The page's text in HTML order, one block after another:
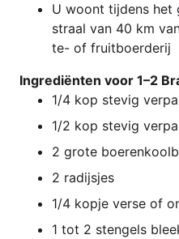
U woont tij­dens het
str­a­al van 40 km
te- of fruitboerderij
Ingre­diën­ten voor 1–2
1/4 kop stevig
1/2 kop stevig
2 gro­te
2 rad­ijs­jes
1/4 kop­je ver­se of
1 tot 2 sten­gels